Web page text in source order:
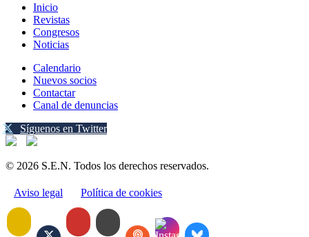
Inicio
Revistas
Congresos
Noticias
Calendario
Nuevos socios
Contactar
Canal de denuncias
Síguenos en Twitter
© 2026 S.E.N. Todos los derechos reservados.
Aviso legal Política de cookies